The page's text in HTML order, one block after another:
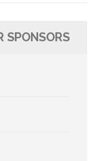
SPONSORS